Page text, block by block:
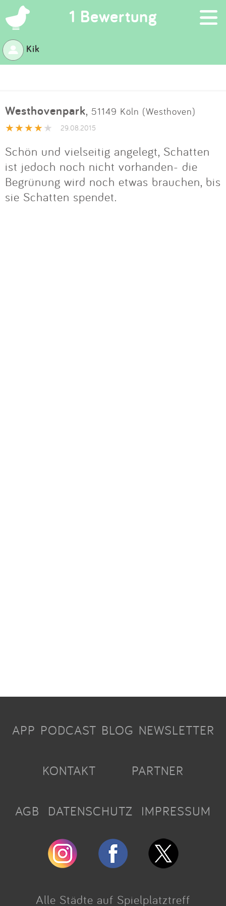
1 Bewertung ×
Suchen
App
Blog
Partner
Kontakt
Kik
Westhovenpark, 51149 Köln (Westhoven)
29.08.2015
Schön und vielseitig angelegt, Schatten
ist jedoch noch nicht vorhanden- die
Begrünung wird noch etwas brauchen, bis
sie Schatten spendet.
APP PODCAST BLOG NEWSLETTER
KONTAKT PARTNER
AGB DATENSCHUTZ IMPRESSUM
Alle Städte auf Spielplatztreff